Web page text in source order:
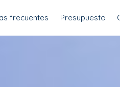
frecuentes Presupuesto